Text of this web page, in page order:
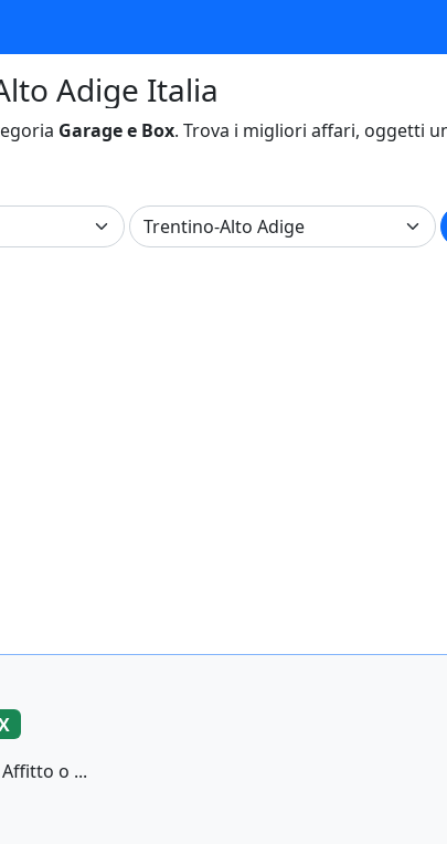
Adige Italia
Garage e Box. Trova i migliori affari, oggetti
o ...